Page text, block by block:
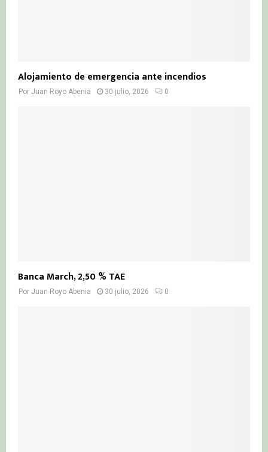
Alojamiento de emergencia ante incendios
Por Juan Royo Abenia 30 julio, 2026 0
Banca March, 2,50 % TAE
Por Juan Royo Abenia 30 julio, 2026 0